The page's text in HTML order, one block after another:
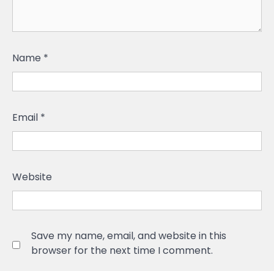
Name *
Email *
Website
Save my name, email, and website in this
browser for the next time I comment.